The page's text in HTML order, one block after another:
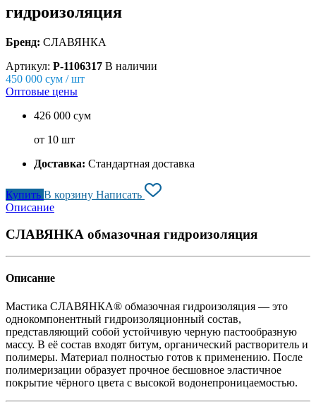
гидроизоляция
Бренд: СЛАВЯНКА
Артикул: P-1106317 В наличии
450 000 сум / шт
Оптовые цены
426 000 сум
от 10 шт
Доставка: Стандартная доставка
Купить В корзину Написать
Описание
СЛАВЯНКА обмазочная гидроизоляция
Описание
Мастика СЛАВЯНКА® обмазочная гидроизоляция — это
однокомпонентный гидроизоляционный состав,
представляющий собой устойчивую черную пастообразную
массу. В её состав входят битум, органический растворитель и
полимеры. Материал полностью готов к применению. После
полимеризации образует прочное бесшовное эластичное
покрытие чёрного цвета с высокой водонепроницаемостью.